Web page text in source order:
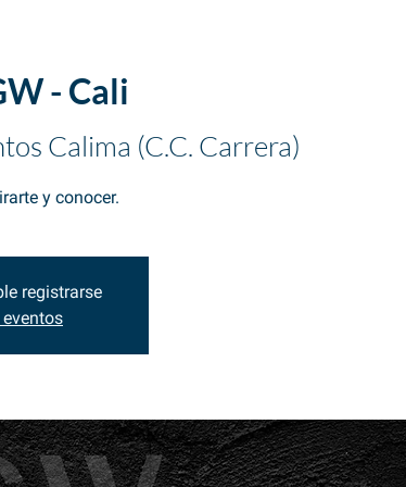
- Cali
Calima (C.C. Carrera)
y conocer.
registrarse